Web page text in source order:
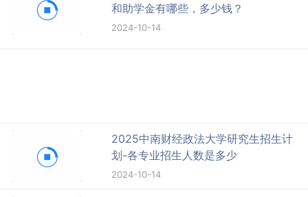
和助学金有哪些，多少钱？
2024-10-14
2025中南财经政法大学研究生招生计
划-各专业招生人数是多少
2024-10-14